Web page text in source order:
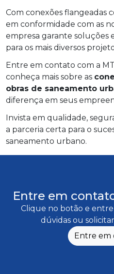
Com conexões flangeadas
em conformidade com as
empresa garante soluções
para os mais diversos
Entre em contato com a
conheça mais sobre as
obras de saneamento
diferença em seus
Invista em qualidade,
a parceria certa para o
saneamento urbano.
Entre em
Clique no botão e
dúvidas ou
Entre em